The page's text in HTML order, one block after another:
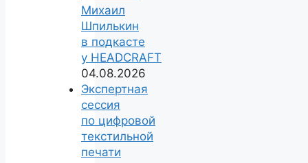
Михаил
Шпилькин
в подкасте
у HEADCRAFT
04.08.2026
Экспертная
сессия
по цифровой
текстильной
печати